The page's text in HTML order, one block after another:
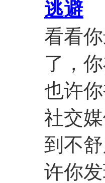
逃避
看看
了，
也许
社交
到不
许你